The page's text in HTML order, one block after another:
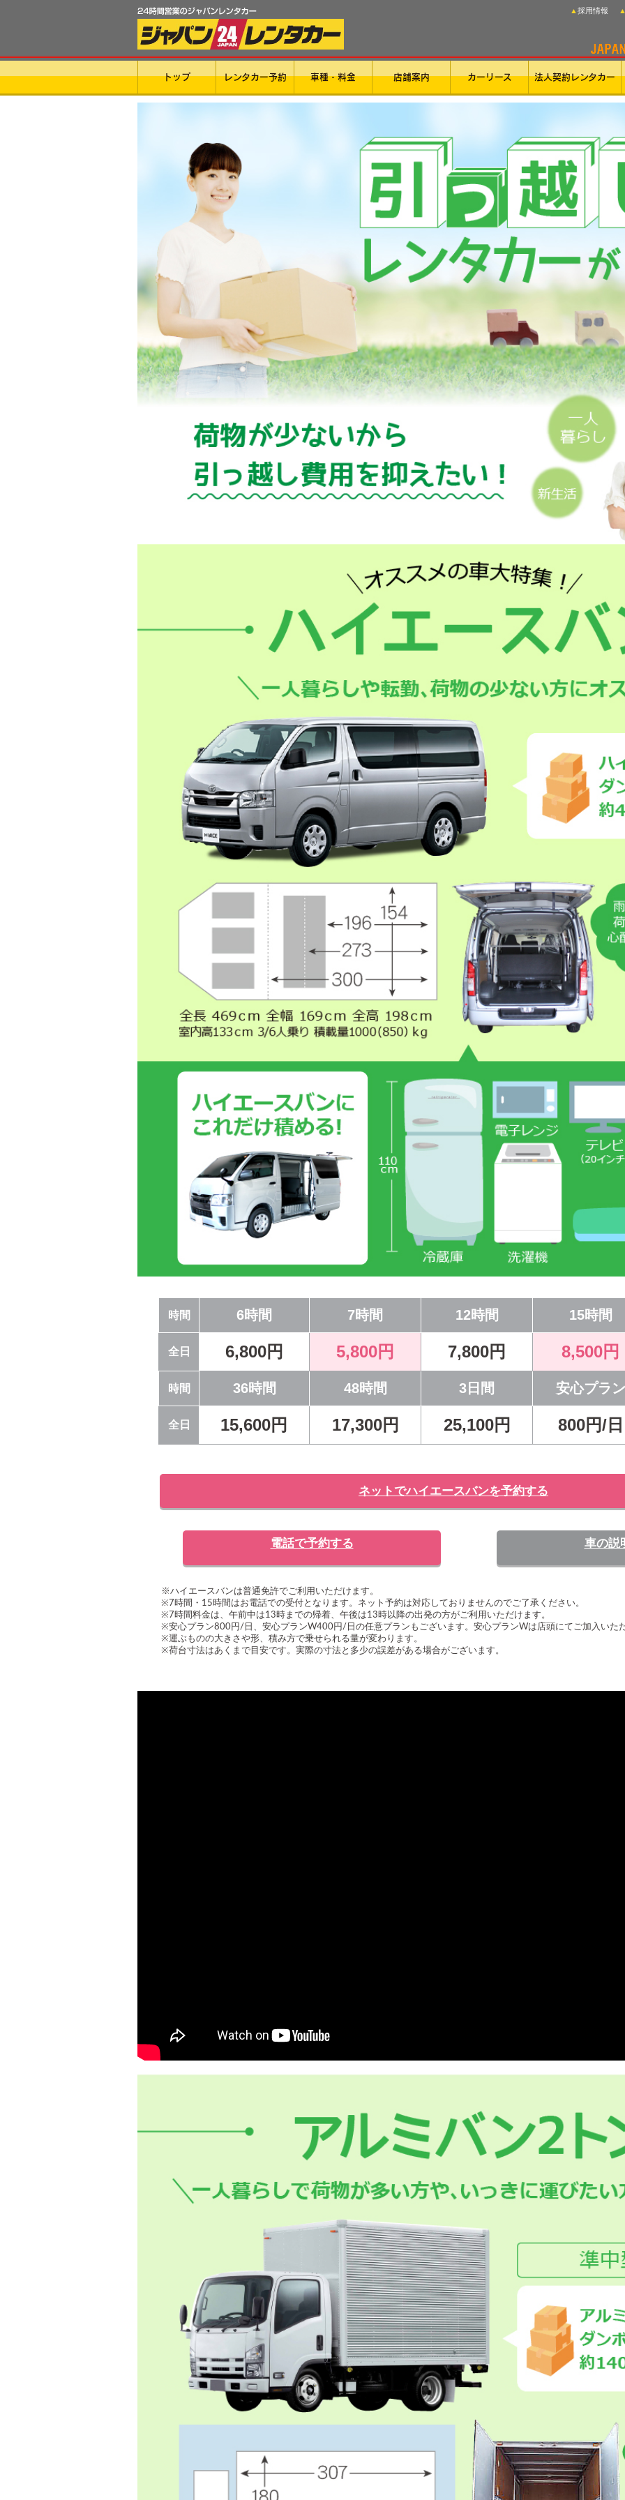
▲採用情報
トップ レンタカー予約 車種・料金 店舗案内 カーリース 法人契約レンタカー
時間 6時間 7時間 12時間 15時間
全日 6,800円 5,800円 7,800円 8,500円
時間 36時間 48時間 3日間 安心プラン
全日 15,600円 17,300円 25,100円 800円/日
ネットでハイエースバンを予約する
電話で予約する 車の説
※ハイエースバンは普通免許でご利用いただけます。
※7時間・15時間はお電話での受付となります。ネット予約は対応しておりませんのでご了承ください。
※7時間料金は、午前中は13時までの帰着、午後は13時以降の出発の方がご利用いただけます。
※安心プラン800円/日、安心プランW400円/日の任意プランもございます。安心プランWは店頭にてご加入いた
※運ぶものの大きさや形、積み方で乗せられる量が変わります。
※荷台寸法はあくまで目安です。実際の寸法と多少の誤差がある場合がございます。